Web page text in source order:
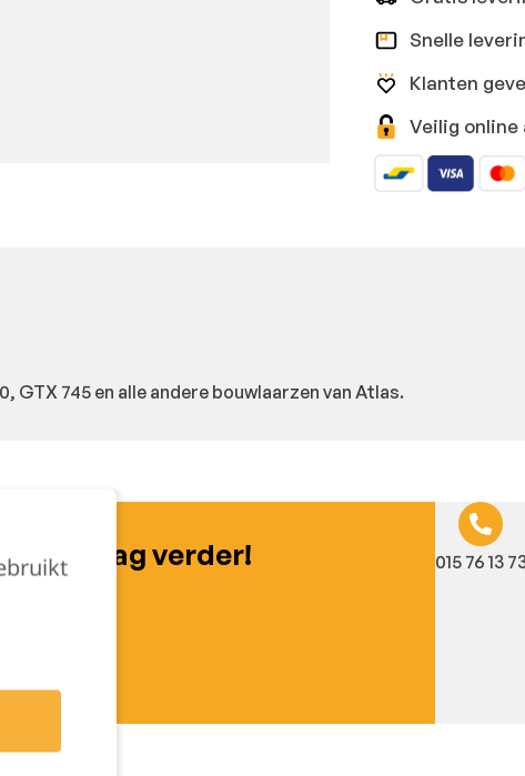
Snelle
Klanten
Veilig
GTX 745 en alle andere bouwlaarzen van Atlas.
je graag verder! 015 76 13